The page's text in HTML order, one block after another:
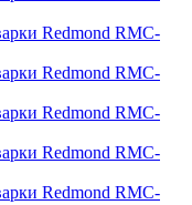
Redmond RMC-
Redmond RMC-
Redmond RMC-
Redmond RMC-
Redmond RMC-